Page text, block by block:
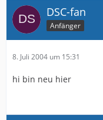
DSC-fan
Anfänger
8. Juli 2004 um 15:31
hi bin neu hier